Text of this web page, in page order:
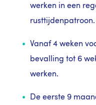
werken in een
rusttijdenpatroon.
Vanaf 4 weken
bevalling tot 6
werken.
De eerste 9